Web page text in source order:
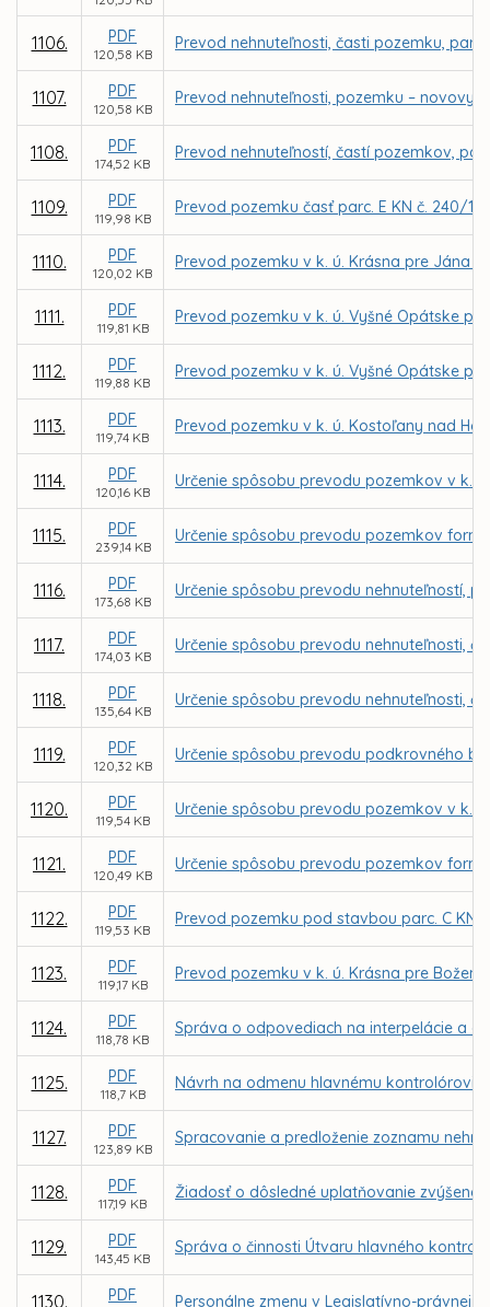
1106. PDF
120,58 KB
Prevod nehnuteľnosti, časti pozemku,
1107. PDF
120,58 KB
Prevod nehnuteľnosti, pozemku –
1108. PDF
174,52 KB
Prevod nehnuteľností, častí pozemkov,
1109. PDF
119,98 KB
Prevod pozemku časť parc. E KN č. 240/
1110. PDF
120,02 KB
Prevod pozemku v k. ú. Krásna pre Jána
1111. PDF
119,81 KB
Prevod pozemku v k. ú. Vyšné Opátske
1112. PDF
119,88 KB
Prevod pozemku v k. ú. Vyšné Opátske
1113. PDF
119,74 KB
Prevod pozemku v k. ú. Kostoľany nad
1114. PDF
120,16 KB
Určenie spôsobu prevodu pozemkov v k.
1115. PDF
239,14 KB
Určenie spôsobu prevodu pozemkov
1116. PDF
173,68 KB
Určenie spôsobu prevodu nehnuteľností,
1117. PDF
174,03 KB
Určenie spôsobu prevodu nehnuteľnosti,
1118. PDF
135,64 KB
Určenie spôsobu prevodu nehnuteľnosti,
1119. PDF
120,32 KB
Určenie spôsobu prevodu podkrovného
1120. PDF
119,54 KB
Určenie spôsobu prevodu pozemkov v k.
1121. PDF
120,49 KB
Určenie spôsobu prevodu pozemkov
1122. PDF
119,53 KB
Prevod pozemku pod stavbou parc. C KN
1123. PDF
119,17 KB
Prevod pozemku v k. ú. Krásna pre
1124. PDF
118,78 KB
Správa o odpovediach na interpelácie a
1125. PDF
118,7 KB
Návrh na odmenu hlavnému kontrolórovi
1127. PDF
123,89 KB
Spracovanie a predloženie zoznamu
1128. PDF
117,19 KB
Žiadosť o dôsledné uplatňovanie
1129. PDF
143,45 KB
Správa o činnosti Útvaru hlavného
1130. PDF Personálne zmeny v Legislatívno-právnej